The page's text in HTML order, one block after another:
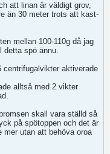
att linan är väldigt grov,
än 30 meter trots att kast-
mellan 100-110g då jag
detta spö ännu.
centrifugalvikter aktiverade
alltså med 2 vikter
skall vara ställd så
på spötoppen och det är
utan att behöva oroa